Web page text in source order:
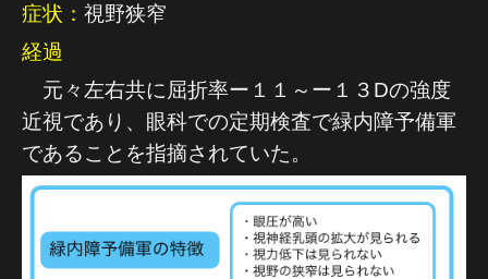
症状： 視野狭窄
経過
元々左右共に屈折率ー１１～ー１３Dの強度
近視であり、眼科での定期検査で緑内障予備軍
であることを指摘されていた。